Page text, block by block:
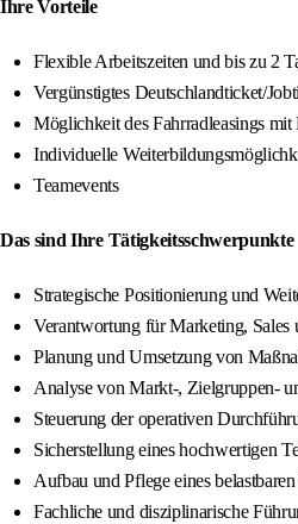
Ihre Vorteile
Flexible Arbeitszeiten und bis zu 2
Vergünstigtes Deutschlandticket/
Möglichkeit des Fahrradleasings mit
Individuelle
Teamevents
Das sind Ihre Tätigkeitsschwerpunkte
Strategische Positionierung und
Verantwortung für Marketing,
Planung und Umsetzung von
Analyse von Markt-, Zielgruppen-
Steuerung der operativen
Sicherstellung eines hochwertigen
Aufbau und Pflege eines
Fachliche und disziplinarische